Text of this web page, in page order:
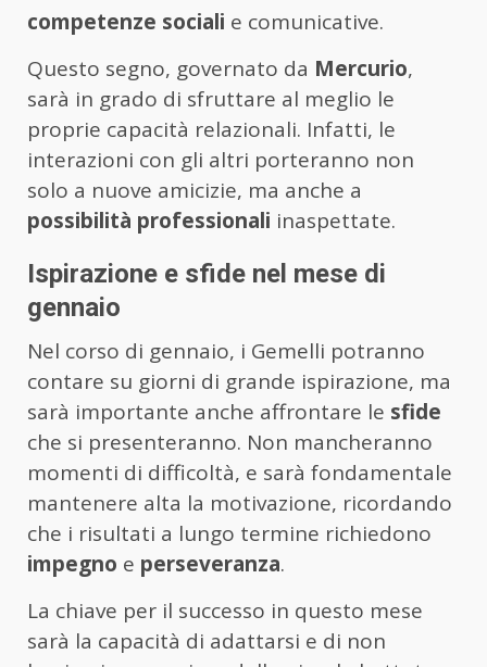
competenze sociali e comunicative.
Questo segno, governato da Mercurio,
sarà in grado di sfruttare al meglio le
proprie capacità relazionali. Infatti, le
interazioni con gli altri porteranno non
solo a nuove amicizie, ma anche a
possibilità professionali inaspettate.
Ispirazione e sfide nel mese di
gennaio
Nel corso di gennaio, i Gemelli potranno
contare su giorni di grande ispirazione, ma
sarà importante anche affrontare le sfide
che si presenteranno. Non mancheranno
momenti di difficoltà, e sarà fondamentale
mantenere alta la motivazione, ricordando
che i risultati a lungo termine richiedono
impegno e perseveranza.
La chiave per il successo in questo mese
sarà la capacità di adattarsi e di non